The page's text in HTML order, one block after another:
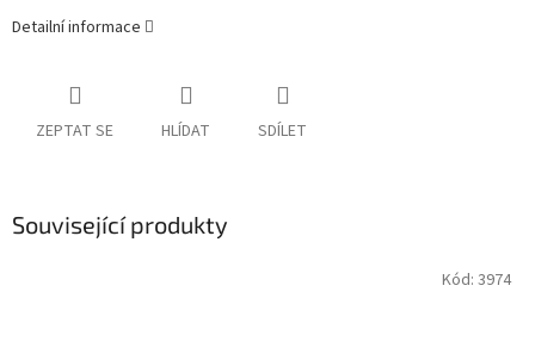
Detailní informace
ZEPTAT SE HLÍDAT SDÍLET
Související produkty
Kód: 3974